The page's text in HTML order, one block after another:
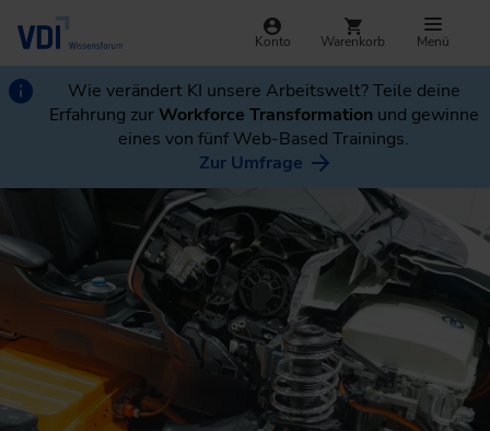
Konto Warenkorb Menü
Wie verändert KI unsere Arbeitswelt? Teile deine
Erfahrung zurWorkforce Transformation und gewinne
eines von fünf Web-Based Trainings.
Zur Umfrage